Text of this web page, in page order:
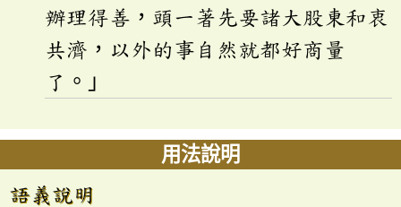
辦理得善，頭一著先要諸大股東和衷
共濟，以外的事自然就都好商量
了。」
用法說明
語義說明